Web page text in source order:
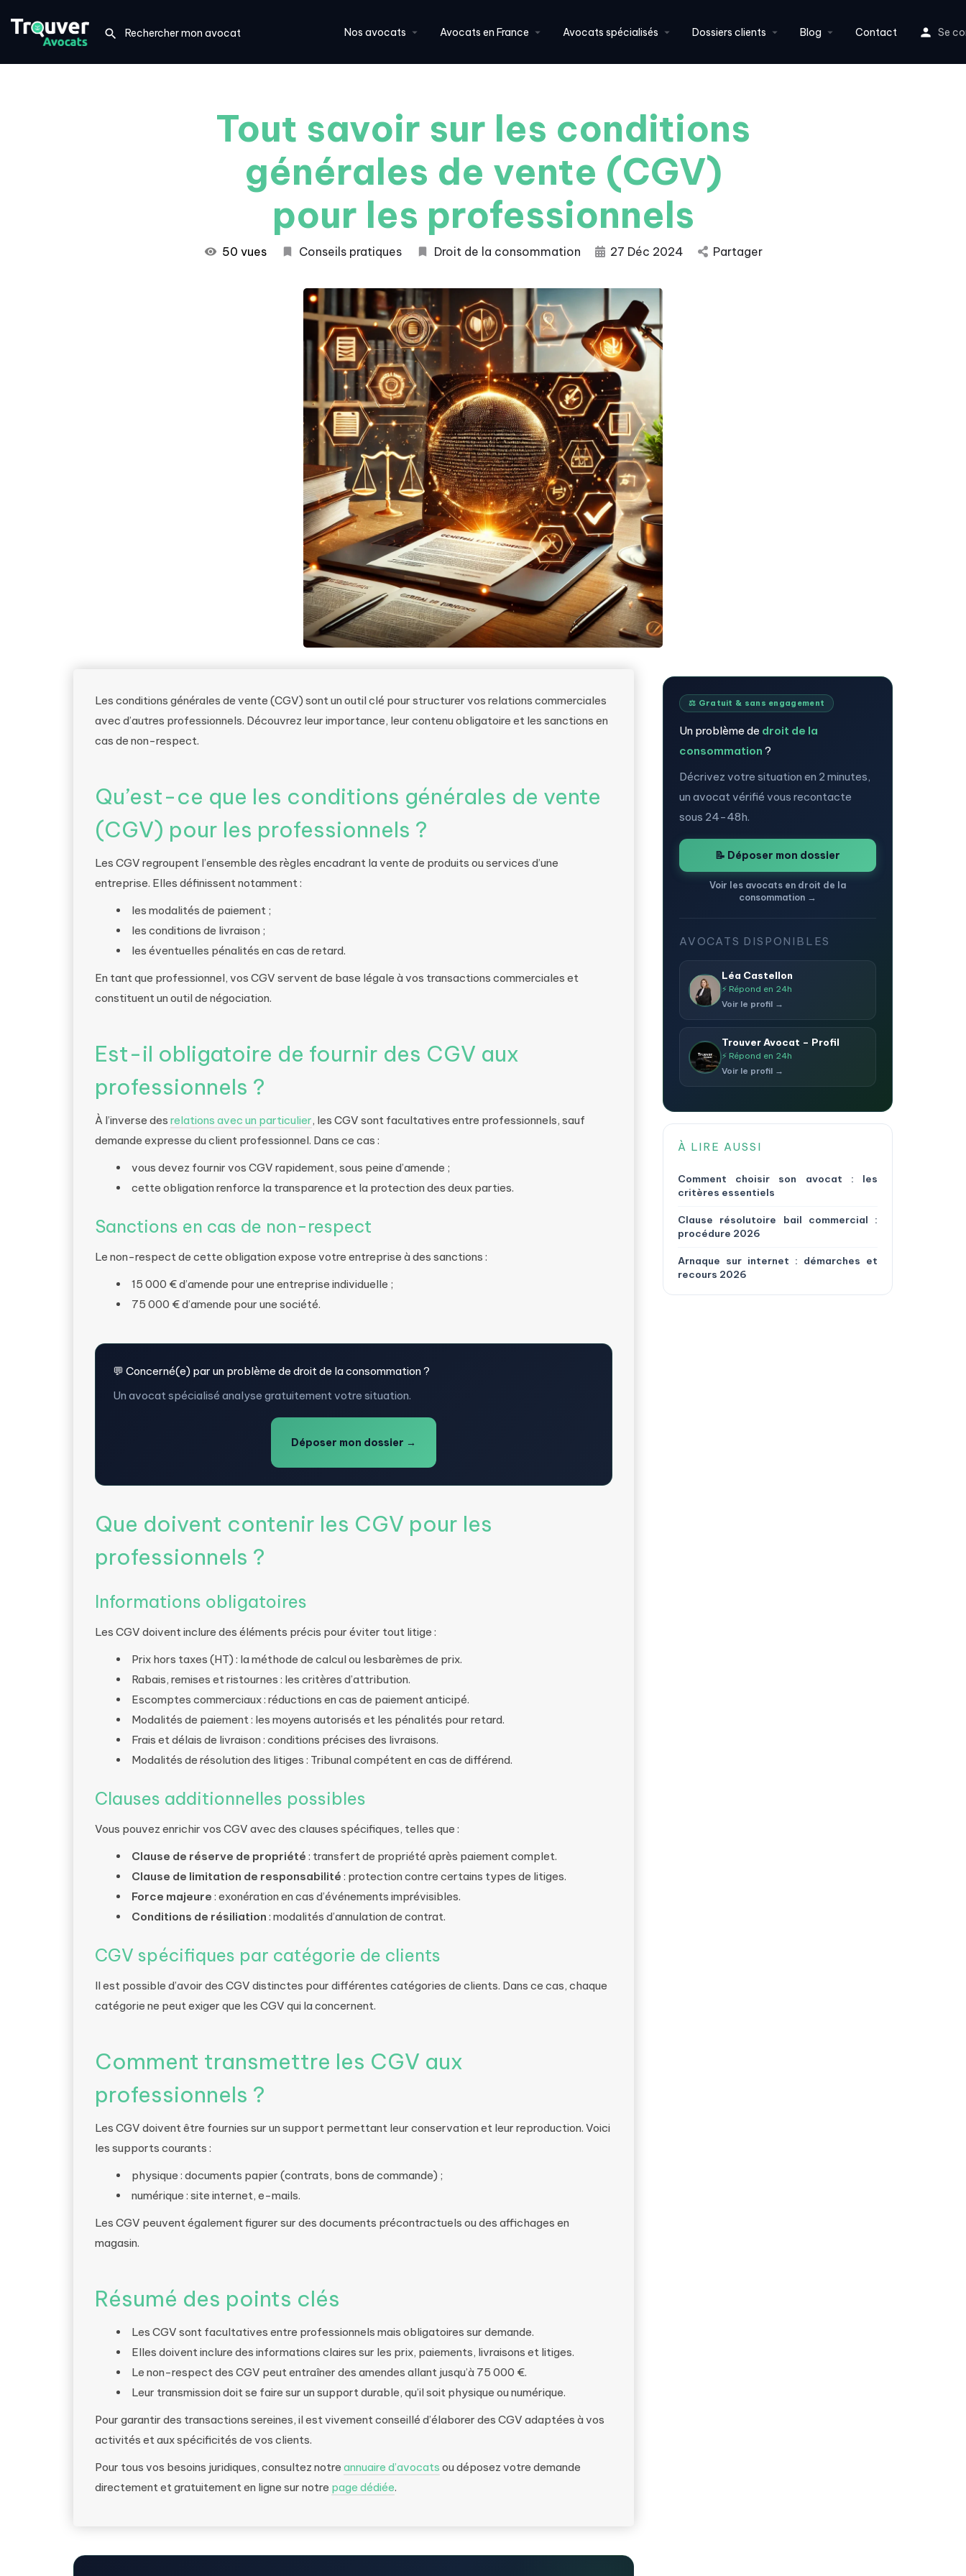
Nos avocats Avocats en France Avocats spécialisés Dossiers clients Blog Contact Se
Tout savoir sur les conditions
générales de vente (CGV)
pour les professionnels
50 vues Conseils pratiques Droit de la consommation 27 Déc 2024 Partager
Les conditions générales de vente (CGV) sont un outil clé pour structurer vos relations commerciales
avec d’autres professionnels. Découvrez leur importance, leur contenu obligatoire et les sanctions en
cas de non-respect.
Qu’est-ce que les conditions générales de vente
(CGV) pour les professionnels ?
Les CGV regroupent l’ensemble des règles encadrant la vente de produits ou services d’une
entreprise. Elles définissent notamment :
les modalités de paiement ;
les conditions de livraison ;
les éventuelles pénalités en cas de retard.
En tant que professionnel, vos CGV servent de base légale à vos transactions commerciales et
constituent un outil de négociation.
Est-il obligatoire de fournir des CGV aux
professionnels ?
À l’inverse des relations avec un particulier, les CGV sont facultatives entre professionnels, sauf
demande expresse du client professionnel. Dans ce cas :
vous devez fournir vos CGV rapidement, sous peine d’amende ;
cette obligation renforce la transparence et la protection des deux parties.
Sanctions en cas de non-respect
Le non-respect de cette obligation expose votre entreprise à des sanctions :
15 000 € d’amende pour une entreprise individuelle ;
75 000 € d’amende pour une société.
💬 Concerné(e) par un problème de droit de la consommation ?
Un avocat spécialisé analyse gratuitement votre situation.
Déposer mon dossier →
Que doivent contenir les CGV pour les
professionnels ?
Informations obligatoires
Les CGV doivent inclure des éléments précis pour éviter tout litige :
Prix hors taxes (HT) : la méthode de calcul ou lesbarèmes de prix.
Rabais, remises et ristournes : les critères d’attribution.
Escomptes commerciaux : réductions en cas de paiement anticipé.
Modalités de paiement : les moyens autorisés et les pénalités pour retard.
Frais et délais de livraison : conditions précises des livraisons.
Modalités de résolution des litiges : Tribunal compétent en cas de différend.
Clauses additionnelles possibles
Vous pouvez enrichir vos CGV avec des clauses spécifiques, telles que :
Clause de réserve de propriété : transfert de propriété après paiement complet.
Clause de limitation de responsabilité : protection contre certains types de litiges.
Force majeure : exonération en cas d’événements imprévisibles.
Conditions de résiliation : modalités d’annulation de contrat.
CGV spécifiques par catégorie de clients
Il est possible d’avoir des CGV distinctes pour différentes catégories de clients. Dans ce cas, chaque
catégorie ne peut exiger que les CGV qui la concernent.
Comment transmettre les CGV aux
professionnels ?
Les CGV doivent être fournies sur un support permettant leur conservation et leur reproduction. Voici
les supports courants :
physique : documents papier (contrats, bons de commande) ;
numérique : site internet, e-mails.
Les CGV peuvent également figurer sur des documents précontractuels ou des affichages en
magasin.
Résumé des points clés
Les CGV sont facultatives entre professionnels mais obligatoires sur demande.
Elles doivent inclure des informations claires sur les prix, paiements, livraisons et litiges.
Le non-respect des CGV peut entraîner des amendes allant jusqu’à 75 000 €.
Leur transmission doit se faire sur un support durable, qu’il soit physique ou numérique.
Pour garantir des transactions sereines, il est vivement conseillé d’élaborer des CGV adaptées à vos
activités et aux spécificités de vos clients.
Pour tous vos besoins juridiques, consultez notre annuaire d’avocats ou déposez votre demande
directement et gratuitement en ligne sur notre page dédiée.
⚖️ Gratuit & sans engagement
Un problème de droit de la
consommation ?
Décrivez votre situation en 2 minutes,
un avocat vérifié vous recontacte
sous 24-48h.
📝 Déposer mon dossier
Voir les avocats en droit de la
consommation →
AVOCATS DISPONIBLES
Léa Castellon
⚡ Répond en 24h
Voir le profil →
Trouver Avocat – Profil
⚡ Répond en 24h
Voir le profil →
À LIRE AUSSI
Comment choisir son avocat : les
critères essentiels
Clause résolutoire bail commercial :
procédure 2026
Arnaque sur internet : démarches et
recours 2026